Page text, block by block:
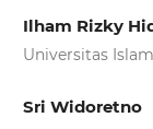
Ilham Rizky
Universitas
Sri Widoretno